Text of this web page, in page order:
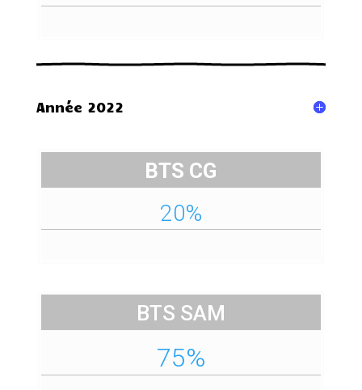
Année 2022
BTS CG
20%
BTS SAM
75%